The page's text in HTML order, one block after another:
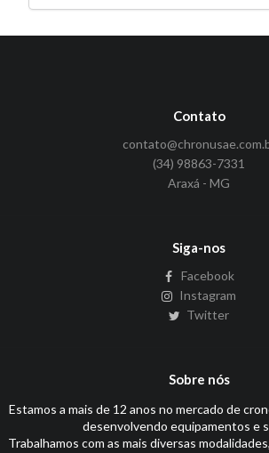
Contato
(34) 98863-7331
Araxá - MG
Siga-nos
Facebook
Instagram
Twitter
Sobre nós
Estamos a mais de 12 anos no mercado de
desenvolvendo equipamentos e
Trabalhamos com as mais diversas